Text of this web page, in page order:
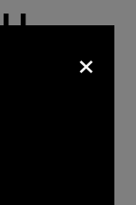
NBCUNIVERSAL
×